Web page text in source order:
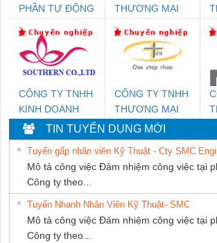
PHẦN TỰ ĐỘNG
THƯƠNG MẠI
THUẬT ĐIỆN CƠ
GIA HƯNG
PHÁT
CÔNG TY TNHH
KINH DOANH
DỊCH VỤ XNK
PHƯƠNG NAM
CÔNG TY TNHH
THƯƠNG MẠI
THIÊN ÂN VIỆT
NAM
TIN TUYỂN DỤNG MỚI
Tuyển gấp nhân viên Kỹ Thuật - Cty SMC
Mô tả công việc Đảm nhiệm công việc tại
Công ty theo...
Tuyển Nhanh Nhân Viên Kỹ Thuật- SMC
Mô tả công việc Đảm nhiệm công việc tại
Công ty theo...